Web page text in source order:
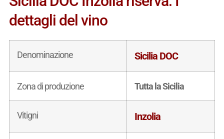
dettagli del vino
Denominazione Sicilia DOC
Zona di produzione Tutta la Sicilia
Vitigni Inzolia